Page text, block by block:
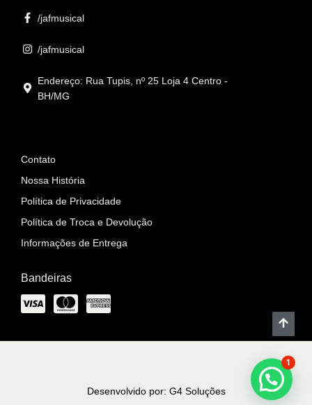
/jafmusical
/jafmusical
Endereço: Rua Tupis, nº 25 Loja 4 Centro -
BH/MG
Contato
Nossa História
Política de Privacidade
Política de Troca e Devolução
Informações de Entrega
Bandeiras
Desenvolvido por: G4 Soluções
1